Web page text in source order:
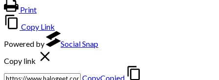
Print
Copy Link
Powered by
Social Snap
Copy link
CopyCopied